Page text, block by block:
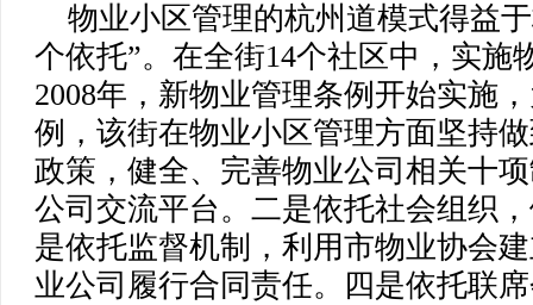
物业小区管理的杭州道模式得益
个依托”。在全街14个社区中，实施
2008年，新物业管理条例开始实施
例，该街在物业小区管理方面坚持
政策，健全、完善物业公司相关十
公司交流平台。二是依托社会组织
是依托监督机制，利用市物业协会
业公司履行合同责任。四是依托联